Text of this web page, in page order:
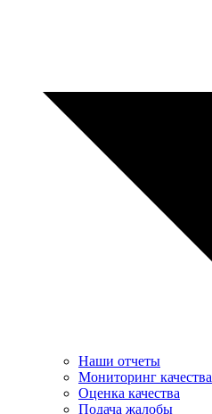
Наши отчеты
Мониторинг качества
Оценка качества
Подача жалобы